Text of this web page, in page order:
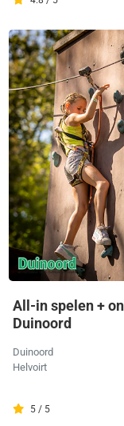
All-in spelen +
Duinoord
Duinoord
Helvoirt
5 / 5